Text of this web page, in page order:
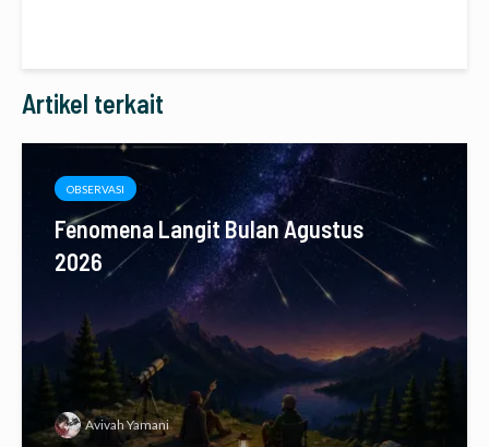
Artikel terkait
OBSERVASI
Fenomena Langit Bulan Agustus
2026
Avivah Yamani